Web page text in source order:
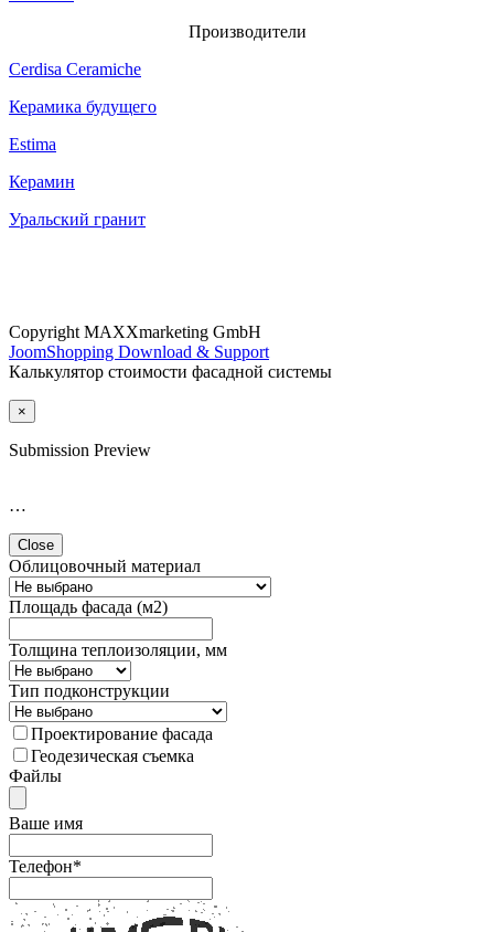
Производители
Cerdisa Ceramiche
Керамика будущего
Estima
Керамин
Уральский гранит
Copyright MAXXmarketing GmbH
JoomShopping Download & Support
Калькулятор стоимости фасадной системы
×
Submission Preview
…
Close
Облицовочный материал
Площадь фасада (м2)
Толщина теплоизоляции, мм
Тип подконструкции
Проектирование фасада
Геодезическая съемка
Файлы
Ваше имя
Телефон*